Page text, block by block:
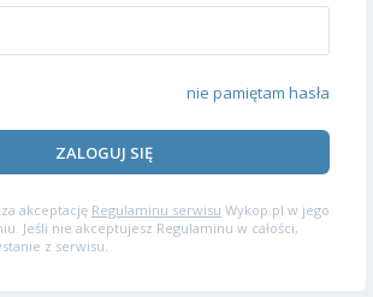
nie pamiętam hasła
ZALOGUJ SIĘ
akceptację Regulaminu serwisu Wykop.pl w jego
Jeśli nie akceptujesz Regulaminu w całości,
z serwisu.